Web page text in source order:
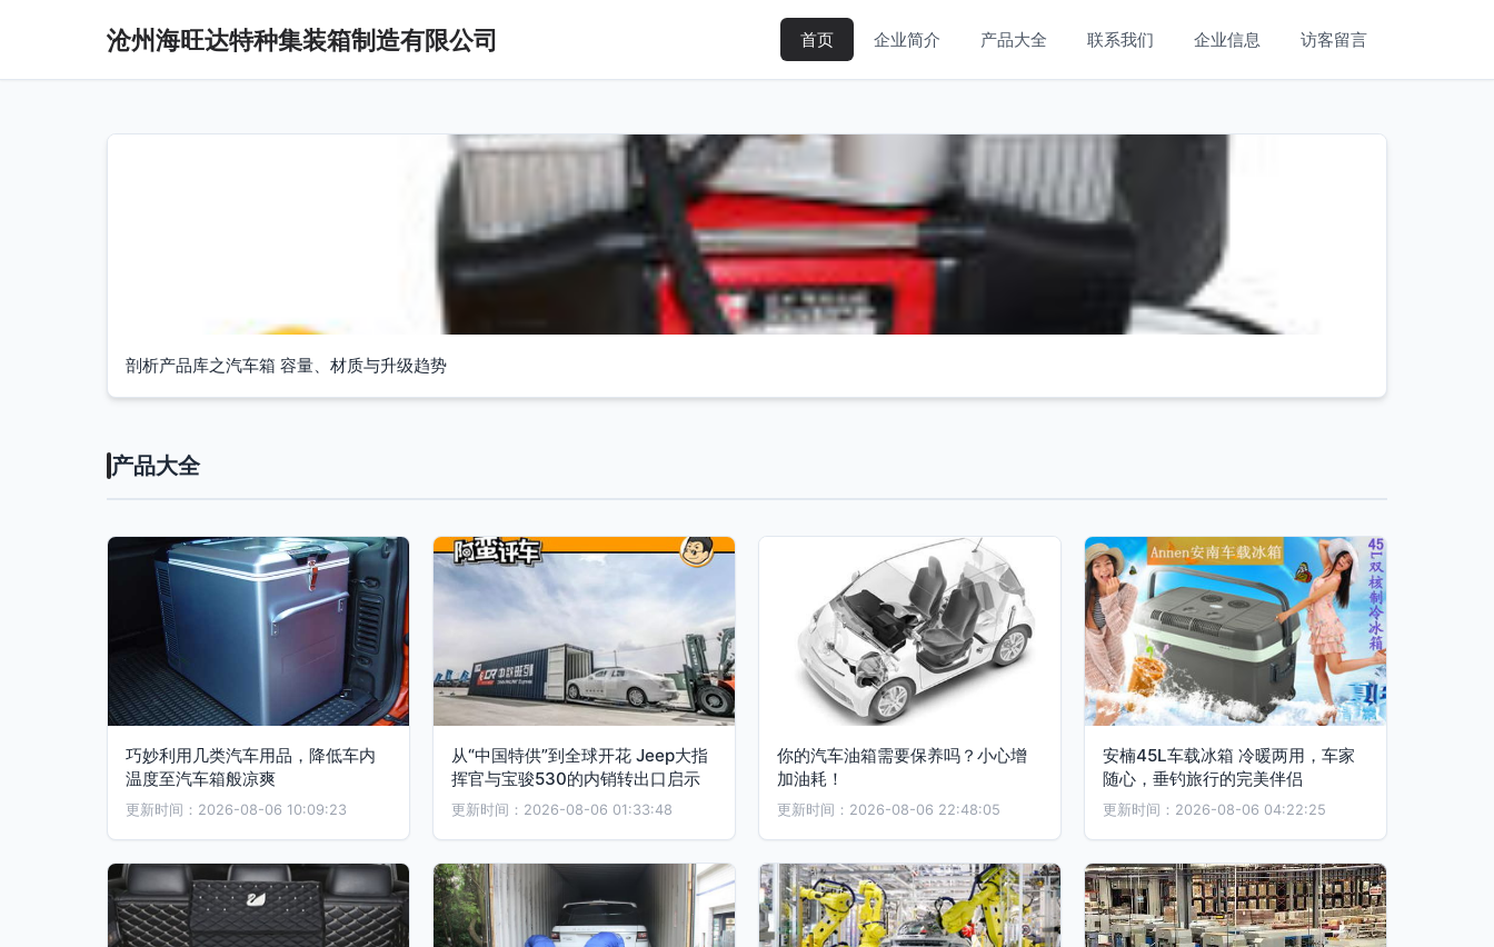
沧州海旺达特种集装箱制造有限公司 首页 企业简介 产品大全 联系我们 企业信息 访客留言
剖析产品库之汽车箱 容量、材质与升级趋势
产品大全
巧妙利用几类汽车用品，降低车内
温度至汽车箱般凉爽
更新时间：2026-08-06 10:09:23
从“中国特供”到全球开花 Jeep大指
挥官与宝骏530的内销转出口启示
更新时间：2026-08-06 01:33:48
你的汽车油箱需要保养吗？小心增
加油耗！
更新时间：2026-08-06 22:48:05
安楠45L车载冰箱 冷暖两用，车家
随心，垂钓旅行的完美伴侣
更新时间：2026-08-06 04:22:25